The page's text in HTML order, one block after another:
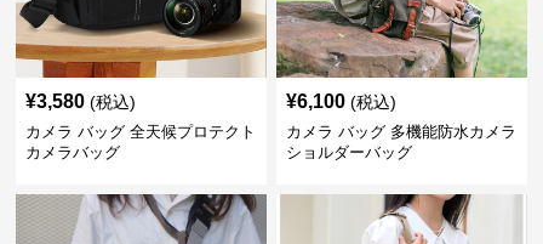
¥3,580 (税込)
カメラ バッグ 全天候プロテクト
カメラバッグ
¥6,100 (税込)
カメラ バッグ 多機能防水カメラ
ショルダーバッグ